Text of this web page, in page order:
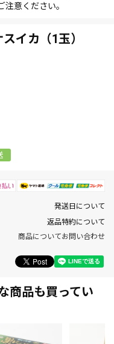
意ください。
イカ（1玉）
発送日について
返品特約について
商品についてお問い合わせ
商品も買ってい